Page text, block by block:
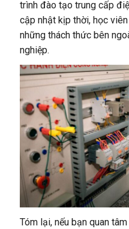
trình đào tạo trung cấp
cập nhật kịp thời, học
những thách thức bên
nghiệp.
Tóm lại, nếu bạn quan